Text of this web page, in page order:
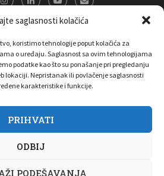
saglasnosti kolačića
koristimo tehnologije poput kolačića za
o uređaju. Saglasnost sa ovim tehnologijama
podatke kao što su ponašanje pri pregledanju
lokaciji. Nepristanak ili povlačenje saglasnosti
karakteristike i funkcije.
PRIHVATI
ODBIJ
PODEŠAVANJA
Kontakt FAQ
Privatnost korisnika
korišćenja